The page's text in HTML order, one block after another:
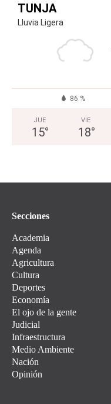
TUNJA
Lluvia Ligera
86 %
JUE
15°
VIE
18°
Secciones
Academia
Agenda
Agricultura
Cultura
Deportes
Economía
El ojo de la gente
Judicial
Infraestructura
Medio Ambiente
Nación
Opinión